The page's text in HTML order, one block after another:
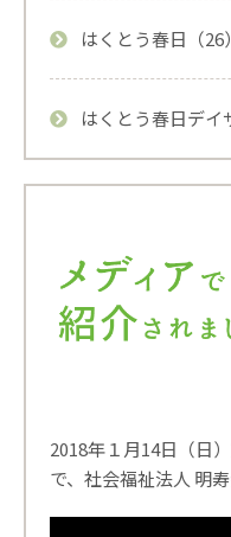
はくとう春日（26）
はくとう春日デイ
2018年１月14日（日
で、社会福祉法人 明